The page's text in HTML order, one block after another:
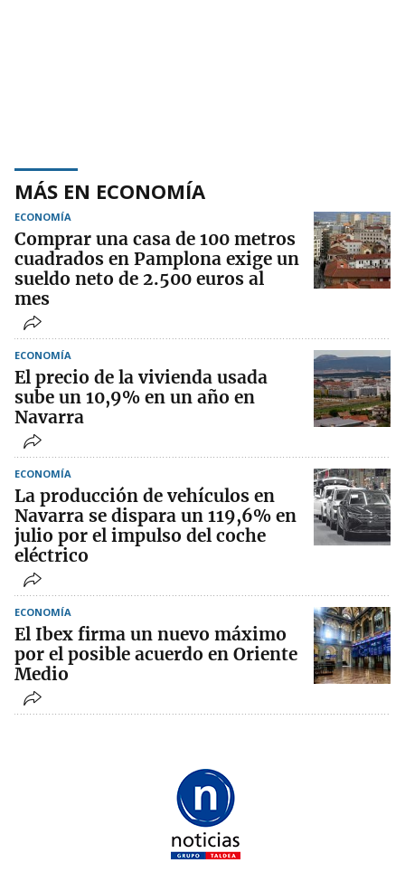
MÁS EN ECONOMÍA
ECONOMÍA
Comprar una casa de 100 metros
cuadrados en Pamplona exige un
sueldo neto de 2.500 euros al
mes
ECONOMÍA
El precio de la vivienda usada
sube un 10,9% en un año en
Navarra
ECONOMÍA
La producción de vehículos en
Navarra se dispara un 119,6% en
julio por el impulso del coche
eléctrico
ECONOMÍA
El Ibex firma un nuevo máximo
por el posible acuerdo en Oriente
Medio